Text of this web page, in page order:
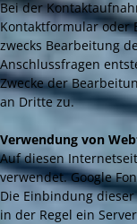
Bei der
Kontaktformular oder
zwecks Bearbeitung
Anschlussfragen
Zwecke der
an Dritte zu.
Verwendung von
Auf diesen
verwendet. Google
Die Einbindung
in der Regel ein